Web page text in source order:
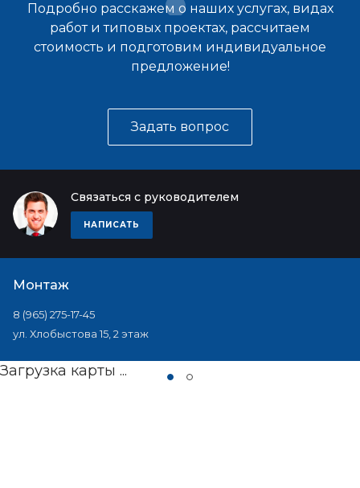
Подробно расскажем о наших услугах, видах
работ и типовых проектах, рассчитаем
стоимость и подготовим индивидуальное
предложение!
Задать вопрос
Связаться с руководителем
НАПИСАТЬ
Монтаж
8 (965) 275-17-45
ул. Хлобыстова 15, 2 этаж
Загрузка карты ...